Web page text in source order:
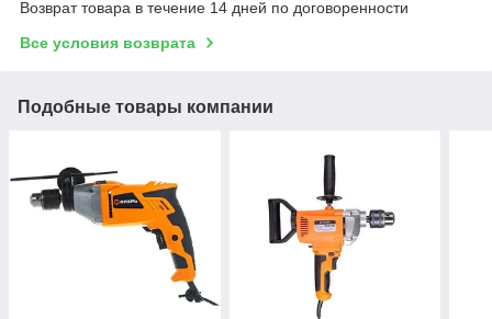
Возврат товара в течение 14 дней по договоренности
Все условия возврата
Подобные товары компании